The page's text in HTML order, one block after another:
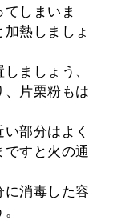
しまいま
熱しましょ
ましょう、
、片栗粉もは
部分はよく
すと火の通
消毒した容